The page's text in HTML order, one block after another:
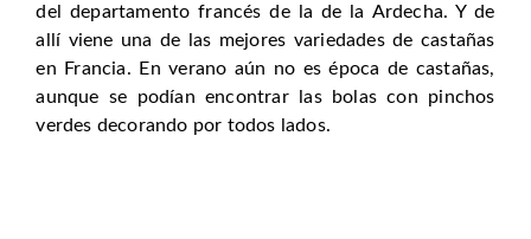
del departamento francés de la de la Ardecha. Y de
allí viene una de las mejores variedades de castañas
en Francia. En verano aún no es época de castañas,
aunque se podían encontrar las bolas con pinchos
verdes decorando por todos lados.